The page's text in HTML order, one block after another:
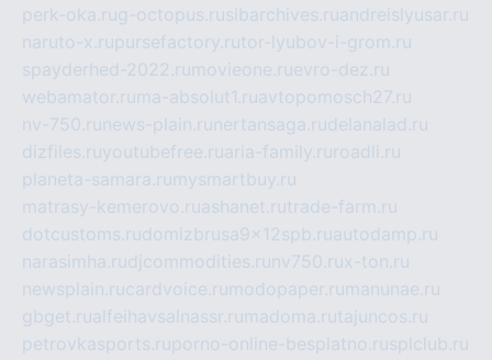
perk-oka.rug-octopus.rusibarchives.ruandreislyusar.ru
naruto-x.rupursefactory.rutor-lyubov-i-grom.ru
spayderhed-2022.ru movieone.ruevro-dez.ru
webamator.ru ma-absolut1.ruavtopomosch27.ru
nv-750.ru news-plain.ru nertansaga.rudelanalad.ru
dizfiles.ruyoutubefree.ruaria-family.ru roadli.ru
planeta-samara.ru mysmartbuy.ru
matrasy-kemerovo.ruashanet.rutrade-farm.ru
dotcustoms.rudomizbrusa9x12spb.ruautodamp.ru
narasimha.rudjcommodities.ru nv750.rux-ton.ru
newsplain.rucardvoice.ru modopaper.ru manunae.ru
gbget.rualfeihavsalnassr.ru madoma.rutajuncos.ru
petrovkasports.ruporno-online-besplatno.rusplclub.ru